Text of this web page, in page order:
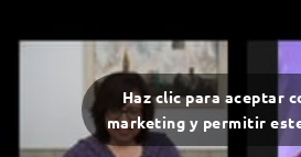
Haz clic para aceptar
marketing y permitir